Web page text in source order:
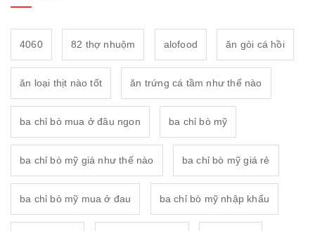
4060 82 thợ nhuộm alofood ăn gỏi cá hồi
ăn loại thịt nào tốt ăn trứng cá tầm như thế nào
ba chỉ bò mua ở đâu ngon ba chỉ bò mỹ
ba chỉ bò mỹ giá như thế nào ba chỉ bò mỹ giá rẻ
ba chỉ bò mỹ mua ở đau ba chỉ bò mỹ nhập khẩu